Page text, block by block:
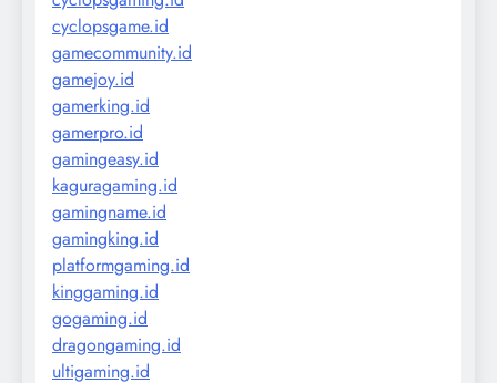
cyclopsgame.id
gamecommunity.id
gamejoy.id
gamerking.id
gamerpro.id
gamingeasy.id
kaguragaming.id
gamingname.id
gamingking.id
platformgaming.id
kinggaming.id
gogaming.id
dragongaming.id
ultigaming.id